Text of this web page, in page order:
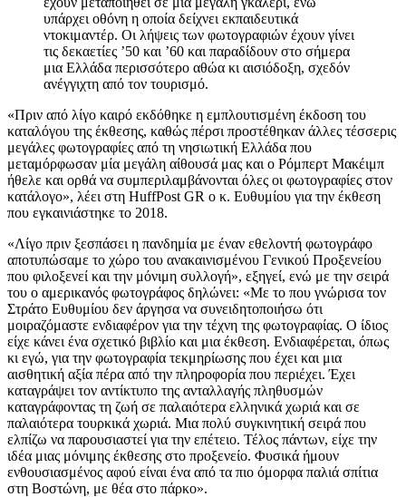
υπάρχει οθόνη η οποία δείχνει εκπαιδευτικά
ντοκιμαντέρ. Οι λήψεις των φωτογραφιών έχουν γίνει
τις δεκαετίες ’50 και ’60 και παραδίδουν στο σήμερα
μια Ελλάδα περισσότερο αθώα κι αισιόδοξη, σχεδόν
ανέγγιχτη από τον τουρισμό.
«Πριν από λίγο καιρό εκδόθηκε η εμπλουτισμένη έκδοση του
καταλόγου της έκθεσης, καθώς πέρσι προστέθηκαν άλλες τέσσερις
μεγάλες φωτογραφίες από τη νησιωτική Ελλάδα που
μεταμόρφωσαν μία μεγάλη αίθουσά μας και ο Ρόμπερτ Μακέιμπ
ήθελε και ορθά να συμπεριλαμβάνονται όλες οι φωτογραφίες στον
κατάλογο», λέει στη HuffPost GR ο κ. Ευθυμίου για την έκθεση
που εγκαινιάστηκε το 2018.
«Λίγο πριν ξεσπάσει η πανδημία με έναν εθελοντή φωτογράφο
αποτυπώσαμε το χώρο του ανακαινισμένου Γενικού Προξενείου
που φιλοξενεί και την μόνιμη συλλογή», εξηγεί, ενώ με την σειρά
του ο αμερικανός φωτογράφος δηλώνει: «Με το που γνώρισα τον
Στράτο Ευθυμίου δεν άργησα να συνειδητοποιήσω ότι
μοιραζόμαστε ενδιαφέρον για την τέχνη της φωτογραφίας. Ο ίδιος
είχε κάνει ένα σχετικό βιβλίο και μια έκθεση. Ενδιαφέρεται, όπως
κι εγώ, για την φωτογραφία τεκμηρίωσης που έχει και μια
αισθητική αξία πέρα από την πληροφορία που περιέχει.Έχει
καταγράψει τον αντίκτυπο της ανταλλαγής πληθυσμών
καταγράφοντας τη ζωή σε παλαιότερα ελληνικά χωριά και σε
παλαιότερα τουρκικά χωριά. Μια πολύ συγκινητική σειρά που
ελπίζω να παρουσιαστεί για την επέτειο. Τέλος πάντων, είχε την
ιδέα μιας μόνιμης έκθεσης στο προξενείο. Φυσικά ήμουν
ενθουσιασμένος αφού είναι ένα από τα πιο όμορφα παλιά σπίτια
στη Βοστώνη, με θέα στο πάρκο».